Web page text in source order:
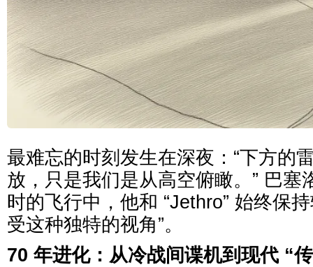
最难忘的时刻发生在深夜：“下方的
放，只是我们是从高空俯瞰。” 巴塞
时的飞行中，他和 “Jethro” 始终保
受这种独特的视角”。
70 年进化：从冷战间谍机到现代 “